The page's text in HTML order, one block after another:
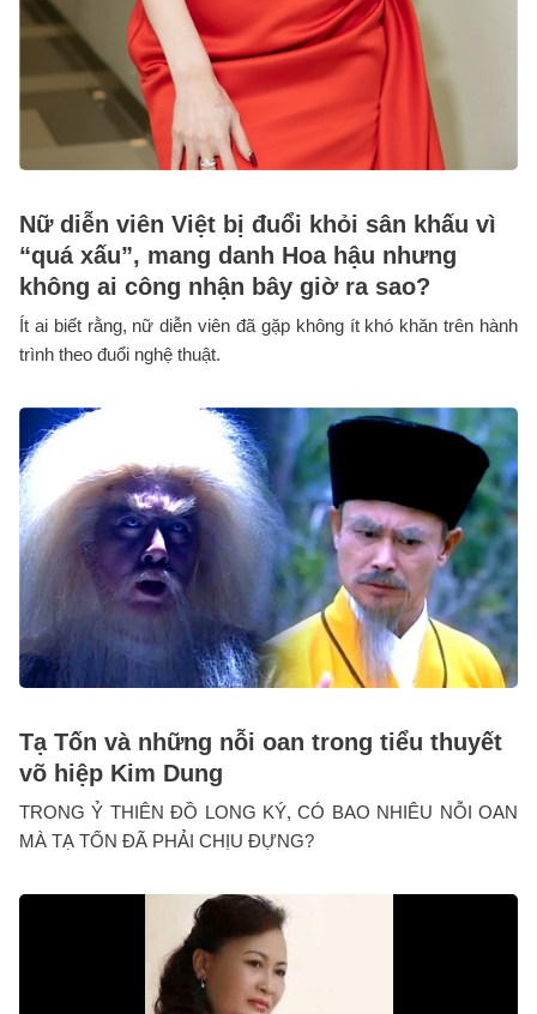
Nữ diễn viên Việt bị đuổi khỏi sân khấu vì
“quá xấu”, mang danh Hoa hậu nhưng
không ai công nhận bây giờ ra sao?
Ít ai biết rằng, nữ diễn viên đã gặp không ít khó khăn trên hành
trình theo đuổi nghệ thuật.
Tạ Tốn và những nỗi oan trong tiểu thuyết
võ hiệp Kim Dung
TRONG Ỷ THIÊN ĐỒ LONG KÝ, CÓ BAO NHIÊU NỖI OAN
MÀ TẠ TỐN ĐÃ PHẢI CHỊU ĐỰNG?